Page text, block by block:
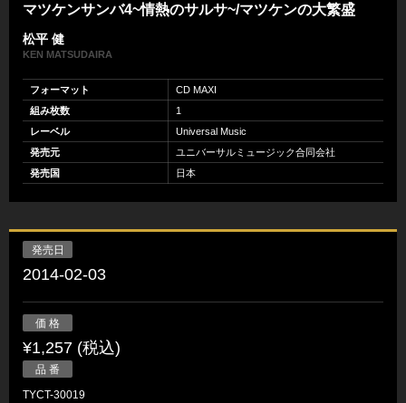
マツケンサンバ4~情熱のサルサ~/マツケンの大繁盛
松平 健
KEN MATSUDAIRA
フォーマット
CD MAXI
組み枚数
1
レーベル
Universal Music
発売元
ユニバーサルミュージック合同会社
発売国
日本
発売日
2014-02-03
価 格
¥1,257 (税込)
品 番
TYCT-30019